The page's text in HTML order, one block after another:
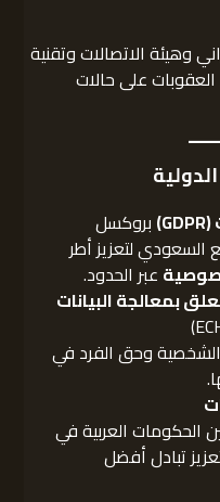
وهيئة الاتصالات وتقنية
العقوبات على حالات
(GDPR)
بروكسل
السعودي لتعزيز أطر
عبر الحدود.
بمعالجة البيانات
الشخصية وحق الفرد في
الحكومات العربية في
تبادل أفضل